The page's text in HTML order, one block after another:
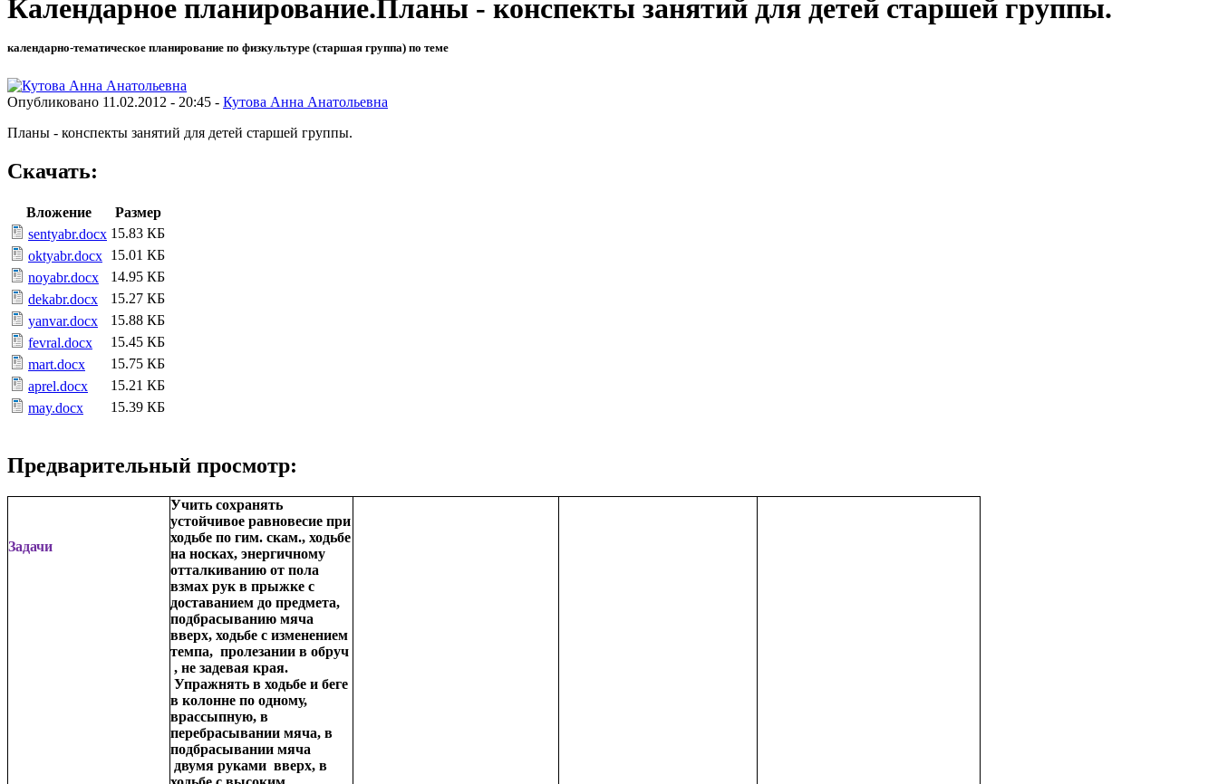
Календарное планирование.Планы - конспекты занятий для детей старшей группы.
календарно-тематическое планирование по физкультуре (старшая группа) по теме
Опубликовано 11.02.2012 - 20:45 - Кутова Анна Анатольевна
Планы - конспекты занятий для детей старшей группы.
Скачать:
Вложение
Размер
sentyabr.docx 15.83 КБ
oktyabr.docx 15.01 КБ
noyabr.docx
14.95 КБ
dekabr.docx
15.27 КБ
yanvar.docx
15.88 КБ
fevral.docx
15.45 КБ
mart.docx
15.75 КБ
aprel.docx
15.21 КБ
may.docx
15.39 КБ
Предварительный просмотр:
Задачи
Учить сохранять
устойчивое равновесие при
ходьбе по гим. скам., ходьбе
на носках, энергичному
отталкиванию от пола
взмах рук в прыжке с
доставанием до предмета,
подбрасыванию мяча
вверх, ходьбе с изменением
темпа, пролезании в обруч
, не задевая края.
Упражнять в ходьбе и беге
в колонне по одному,
врассыпную, в
перебрасывании мяча, в
подбрасывании мяча
двумя руками вверх, в